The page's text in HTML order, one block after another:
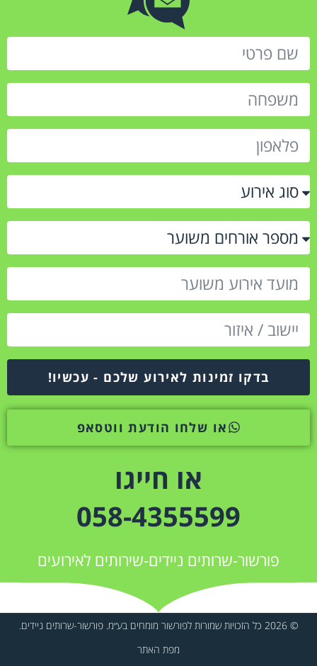
בדקו זמינות לאירוע שלכם - עכשיו!
או שלחו הודעת ווטסאפ
או חייגו
058-4355599
פורשור-שרותים ניידים-שירותים לאירועים
© 2026 כל הזכויות שמורות לפורשור מומחים בע״מ. פורשור-שרותים ניידים.
מפת האתר